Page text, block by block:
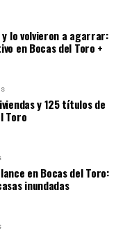
lo volvieron a agarrar:
en Bocas del Toro +
y 125 títulos de
Toro
en Bocas del Toro:
inundadas